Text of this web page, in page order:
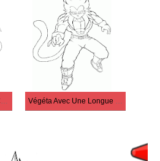
Attaque Vegeta Ssj4 En Colère Végéta Avec Une Longue Queue